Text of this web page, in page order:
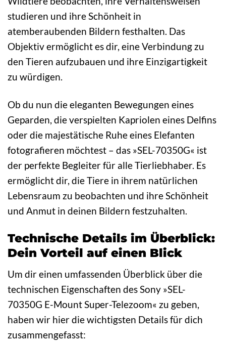
studieren und ihre Schönheit in
atemberaubenden Bildern festhalten. Das
Objektiv ermöglicht es dir, eine Verbindung zu
den Tieren aufzubauen und ihre Einzigartigkeit
zu würdigen.
Ob du nun die eleganten Bewegungen eines
Geparden, die verspielten Kapriolen eines Delfins
oder die majestätische Ruhe eines Elefanten
fotografieren möchtest – das »SEL-70350G« ist
der perfekte Begleiter für alle Tierliebhaber. Es
ermöglicht dir, die Tiere in ihrem natürlichen
Lebensraum zu beobachten und ihre Schönheit
und Anmut in deinen Bildern festzuhalten.
Technische Details im Überblick:
Dein Vorteil auf einen Blick
Um dir einen umfassenden Überblick über die
technischen Eigenschaften des Sony »SEL-
70350G E-Mount Super-Telezoom« zu geben,
haben wir hier die wichtigsten Details für dich
zusammengefasst: